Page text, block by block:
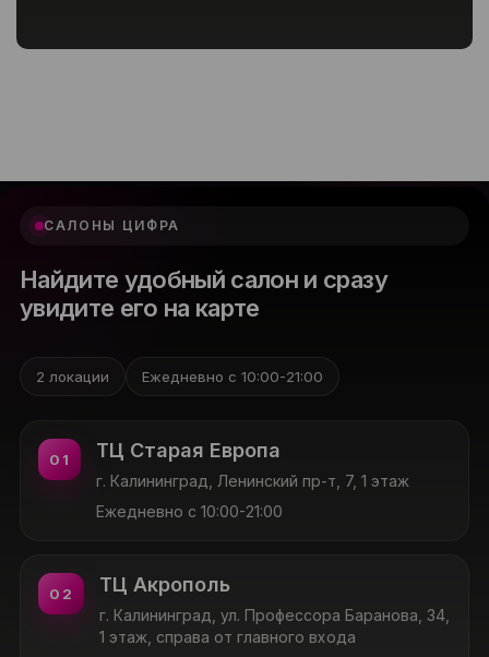
САЛОНЫ ЦИФРА
Найдите удобный салон и сразу
увидите его на карте
2 локации Ежедневно с 10:00-21:00
01 ТЦ Старая Европа
г. Калининград, Ленинский пр-т, 7, 1 этаж
Ежедневно с 10:00-21:00
02 ТЦ Акрополь
г. Калининград, ул. Профессора Баранова, 34,
1 этаж, справа от главного входа